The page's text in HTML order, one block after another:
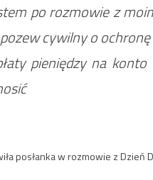
po rozmowie z
cywilny o
pieniędzy na
posłanka w rozmowie z Dzień